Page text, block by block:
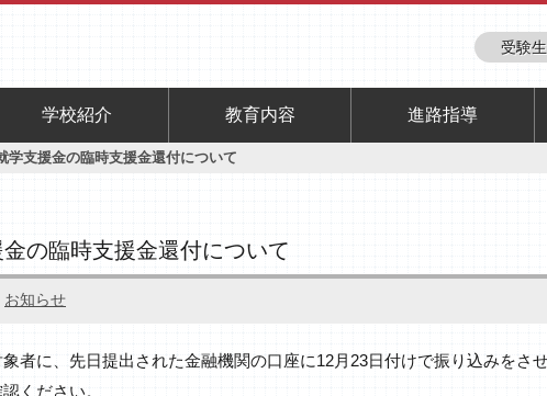
受験生
学校紹介 教育内容 進路指導
学支援金の臨時支援金還付について
の臨時支援金還付について
お知らせ
者に、先日提出された金融機関の口座に12月23日付けで振り込みをさ
ください。